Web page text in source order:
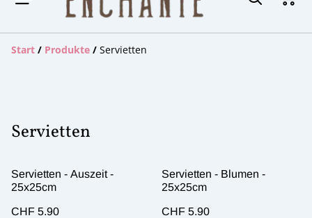
Start / Produkte / Servietten
Servietten
Servietten - Auszeit -
25x25cm
CHF 5.90
Servietten - Blumen -
25x25cm
CHF 5.90